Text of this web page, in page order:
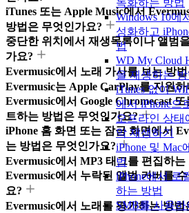
녹화하는 방법
Windows 10에
성화하고
법
WD My Cloud
을 재생하는
iTunes 없이
에서 iPhone으
오프라인 상태
악 재생하기
iPhone 및
법
iPhone에서 로
하는 방법
SMB를 사용하
iTunes 또는 Apple Music에서
방법은 무엇인가요?
중단한 위치에서 재생목록이나 앨범
가요?
Evermusic에서 노래 가사를 보는 방
Evermusic는 Apple CarPlay를 지원하
Evermusic에서 Google Chromecast
트하는 방법은 무엇인가요?
iPhone 홈 화면 또는 잠금 화면에서
는 방법은 무엇인가요?
Evermusic에서 MP3 태그를 편집하
Evermusic에서 누락된 앨범 커버를
요?
Evermusic에서 노래를 평가하는 방법